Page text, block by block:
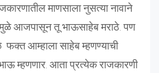
माणसाला नुसत्या नावाने
आजपासून तू भाऊसाहेब मराठे. पण
आम्हाला साहेब म्हणण्याची
म्हणणार. आता प्रत्येक राजकारणी